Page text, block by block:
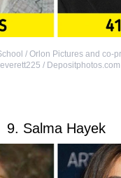
/ Orlon Pictures and co-
everett225 / Depositphotos.com
9. Salma Hayek